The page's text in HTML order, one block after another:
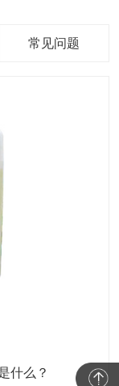
常见问题
什么？